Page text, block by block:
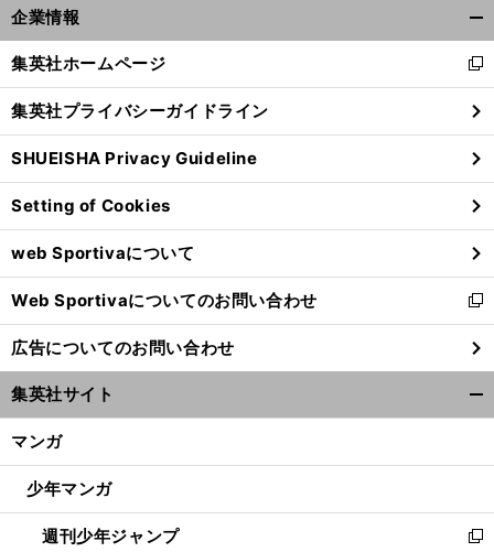
企業情報
閉
る
集英社ホームページ
新
し
い
ウ
ィ
ン
ド
ウ
で
開
く
集英社プライバシーガイドライン
SHUEISHA Privacy Guideline
Setting of Cookies
web Sportivaについて
Web Sportivaについてのお問い合わせ
新
し
い
ウ
ィ
ン
ウ
開
く
広告についてのお問い合わせ
集英社サイト
マンガ
少年マンガ
週刊少年ジャンプ
新